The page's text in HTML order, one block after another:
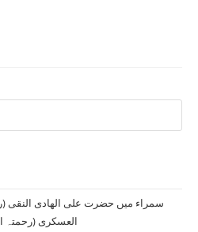
سمراء میں حضرت علی الھادی النقی
العسکری (رحمتہ